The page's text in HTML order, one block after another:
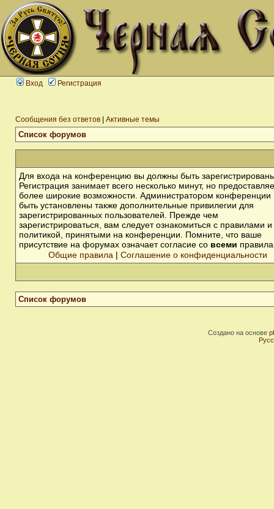
Вход Регистрация
Сообщения без ответов Активные темы
Список форумов
Для входа на конференцию вы должны быть
Регистрация занимает всего несколько минут, но
более широкие возможности. Администратором конференции
быть установлены также дополнительные привилегии для
зарегистрированных пользователей. Прежде чем
зарегистрироваться, вам следует ознакомиться с правилами и
политикой, принятыми на конференции. Помните, что ваше
присутствие на форумах означает согласие со всеми
Общие правила | Соглашение о конфиденциальности
Список форумов
Создано на основе